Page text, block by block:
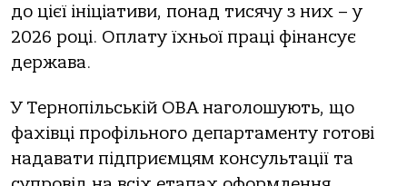
до цієї ініціативи, понад тисячу з них – у
2026 році. Оплату їхньої праці фінансує
держава.
У Тернопільській ОВА наголошують, що
фахівці профільного департаменту готові
надавати підприємцям консультації та